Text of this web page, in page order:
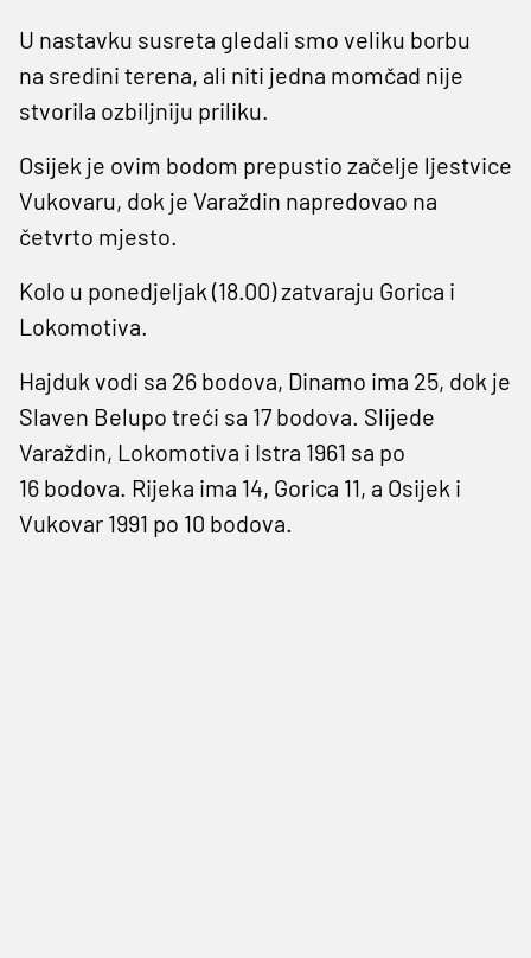
U nastavku susreta gledali smo veliku borbu
na sredini terena, ali niti jedna momčad nije
stvorila ozbiljniju priliku.
Osijek je ovim bodom prepustio začelje ljestvice
Vukovaru, dok je Varaždin napredovao na
četvrto mjesto.
Kolo u ponedjeljak (18.00) zatvaraju Gorica i
Lokomotiva.
Hajduk vodi sa 26 bodova, Dinamo ima 25, dok je
Slaven Belupo treći sa 17 bodova. Slijede
Varaždin, Lokomotiva i Istra 1961 sa po
16 bodova. Rijeka ima 14, Gorica 11, a Osijek i
Vukovar 1991 po 10 bodova.